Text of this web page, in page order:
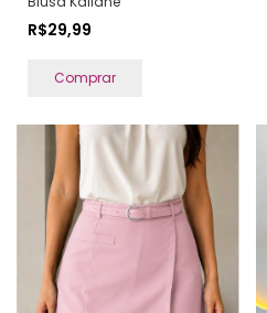
R$29,99
Comprar